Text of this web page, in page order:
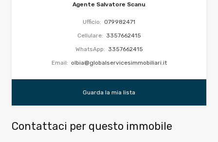
Agente Salvatore Scanu
Ufficio: 079982471
Cellulare: 3357662415
WhatsApp: 3357662415
Email: olbia@globalservicesimmobiliari.it
Guarda la mia lista
Contattaci per questo immobile